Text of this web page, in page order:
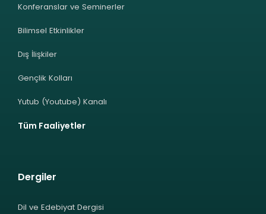
Konferanslar ve Seminerler
Bilimsel Etkinlikler
Dış İlişkiler
Gençlik Kolları
Yutub (Youtube) Kanalı
Tüm Faaliyetler
Dergiler
Dil ve Edebiyat Dergisi